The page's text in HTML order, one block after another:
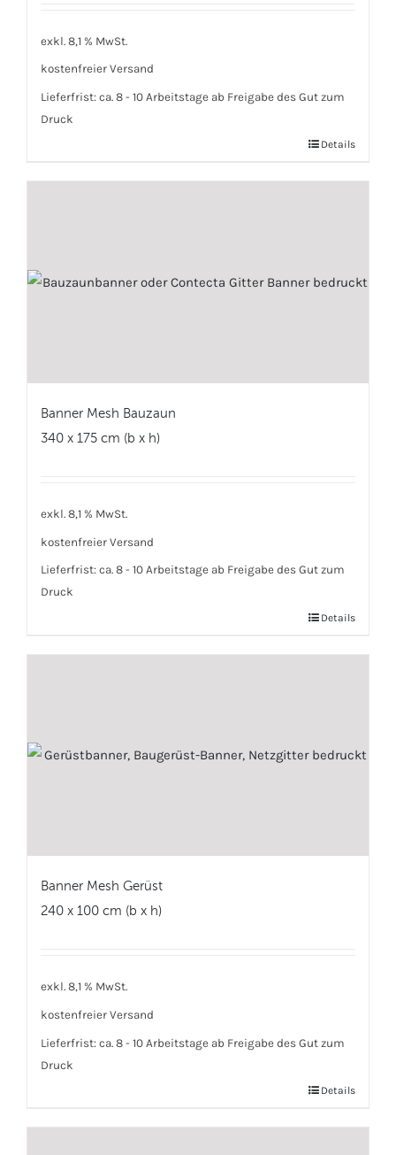
exkl. 8,1 % MwSt.
kostenfreier Versand
Lieferfrist: ca. 8 - 10 Arbeitstage ab Freigabe des Gut zum
Druck
Details
Banner Mesh Bauzaun
340 x 175 cm (b x h)
exkl. 8,1 % MwSt.
kostenfreier Versand
Lieferfrist: ca. 8 - 10 Arbeitstage ab Freigabe des Gut zum
Druck
Details
Banner Mesh Gerüst
240 x 100 cm (b x h)
exkl. 8,1 % MwSt.
kostenfreier Versand
Lieferfrist: ca. 8 - 10 Arbeitstage ab Freigabe des Gut zum
Druck
Details